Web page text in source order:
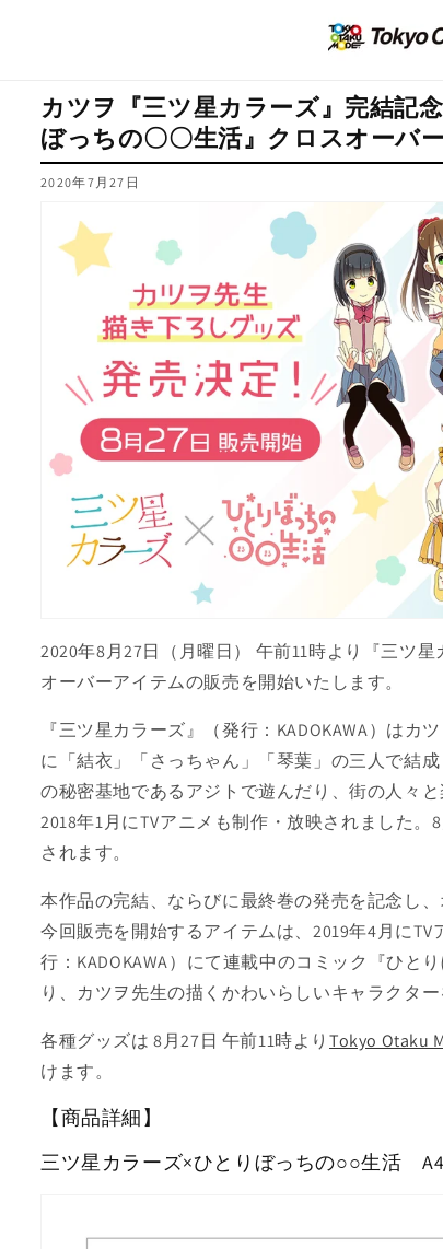
カツヲ『三ツ星カラーズ』完結記
ぼっちの〇〇生活』クロスオーバ
2020年7月27日
2020年8月27日（月曜日） 午前11時より『三ツ
オーバーアイテムの販売を開始いたします。
『三ツ星カラーズ』（発行：KADOKAWA）は
に「結衣」「さっちゃん」「琴葉」の三人で結
の秘密基地であるアジトで遊んだり、街の人々
2018年1月にTVアニメも制作・放映されました
されます。
本作品の完結、ならびに最終巻の発売を記念し
今回販売を開始するアイテムは、2019年4月に
行：KADOKAWA）にて連載中のコミック『ひと
り、カツヲ先生の描くかわいらしいキャラクタ
各種グッズは 8月27日 午前11時よりTokyo Otaku
けます。
【商品詳細】
三ツ星カラーズ×ひとりぼっちの○○生活